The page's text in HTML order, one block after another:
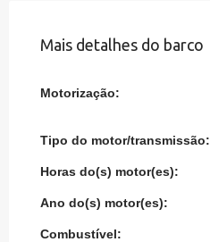
Mais detalhes do barco
Motorização:
Tipo do motor/transmissão:
Horas do(s) motor(es):
Ano do(s) motor(es):
Combustível: